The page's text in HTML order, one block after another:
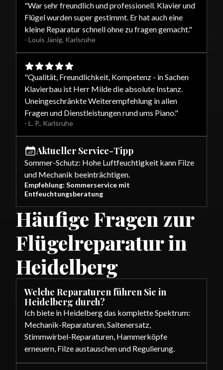
"War sehr freundlich und professionell. Klavier und
Flügel wurden super gestimmt. Er hat auch eine
kleine Reparatur schnell ohne zu fragen gemacht."
- Louis Jänig, Karlsruhe
"Qualität, Freundlichkeit, Kompetenz - in Sachen
Klavierbau ist Herr Milde die absolute Instanz.
Uneingeschränkte Weiterempfehlung in allen
Fragen und Dienstleistungen rund ums Piano."
- L. P., Karlsruhe
Aktueller Service-Tipp
Sommer-Schutz: Hohe Luftfeuchtigkeit kann Filze
und Mechanik beeinträchtigen.
Empfehlung: Sommerservice mit
Entfeuchtungsberatung
Häufige Fragen zur
Flügelreparatur in
Heidelberg
Welche Reparaturen führen Sie in
Heidelberg durch?
Ich biete in Heidelberg das komplette Spektrum:
Mechanik-Reparaturen, Saitenersatz,
Stimmwirbel-Reparaturen, Hammerköpfe
erneuern, Filze austauschen und Regulierung.